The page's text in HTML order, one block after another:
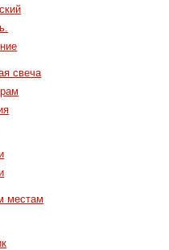
свеча
местам